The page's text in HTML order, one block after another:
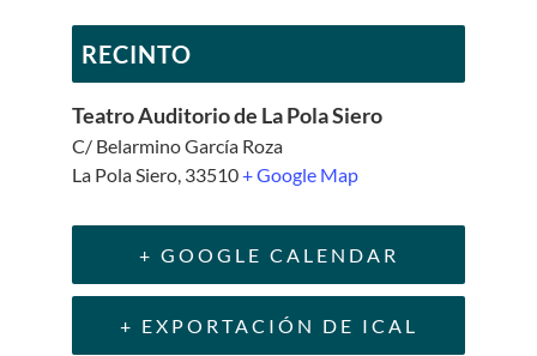
RECINTO
Teatro Auditorio de La Pola Siero
C/ Belarmino García Roza
La Pola Siero 33510+ Google Map
+ GOOGLE CALENDAR
+ EXPORTACIÓN DE ICAL